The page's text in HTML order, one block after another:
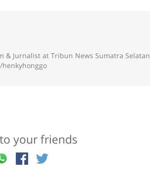
& Jurnalist at Tribun News Sumatra Selatan
your friends